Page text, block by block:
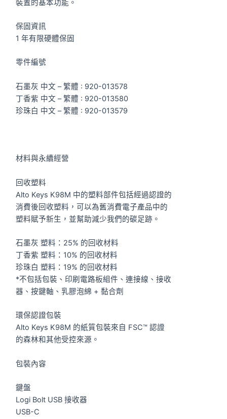
裝置的基本功能。
保固資訊
1 年有限硬體保固
零件編號
石墨灰 中文 – 繁體 : 920-013578
丁香紫 中文 – 繁體 : 920-013580
珍珠白 中文 – 繁體 : 920-013579
材料與永續經營
回收塑料
Alto Keys K98M 中的塑料部件包括經過認證的
消費後回收塑料，可以為舊消費電子產品中的
塑料賦予新生，並幫助減少我們的碳足跡。
石墨灰 塑料：25% 的回收材料
丁香紫 塑料：10% 的回收材料
珍珠白 塑料：19% 的回收材料
*不包括包裝、印刷電路板組件、連接線、接收
器、按鍵軸、乳膠泡綿 + 黏合劑
環保認證包裝
Alto Keys K98M 的紙質包裝來自 FSC™ 認證
的森林和其他受控來源。
包裝內容
鍵盤
Logi Bolt USB 接收器
USB-C